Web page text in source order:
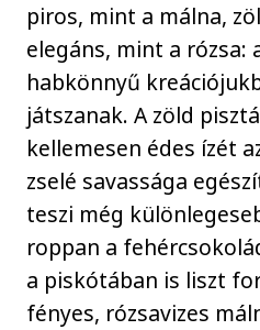
piros, mint a málna,
elegáns, mint a rózsa:
habkönnyű
játszanak. A zöld
kellemesen édes ízét
zselé savassága
teszi még
roppan a
a piskótában is liszt
fényes, rózsavizes